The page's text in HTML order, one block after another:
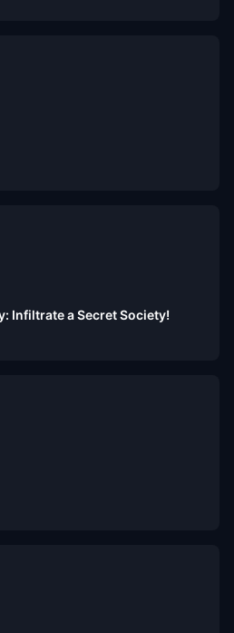
Infiltrate a Secret Society!